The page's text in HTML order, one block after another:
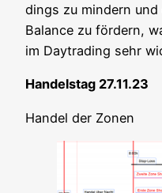
dings zu min­dern
Balan­ce zu för­dern,
im Day­tra­ding sehr
Han­dels­tag 27.11.23
Han­del der Zonen